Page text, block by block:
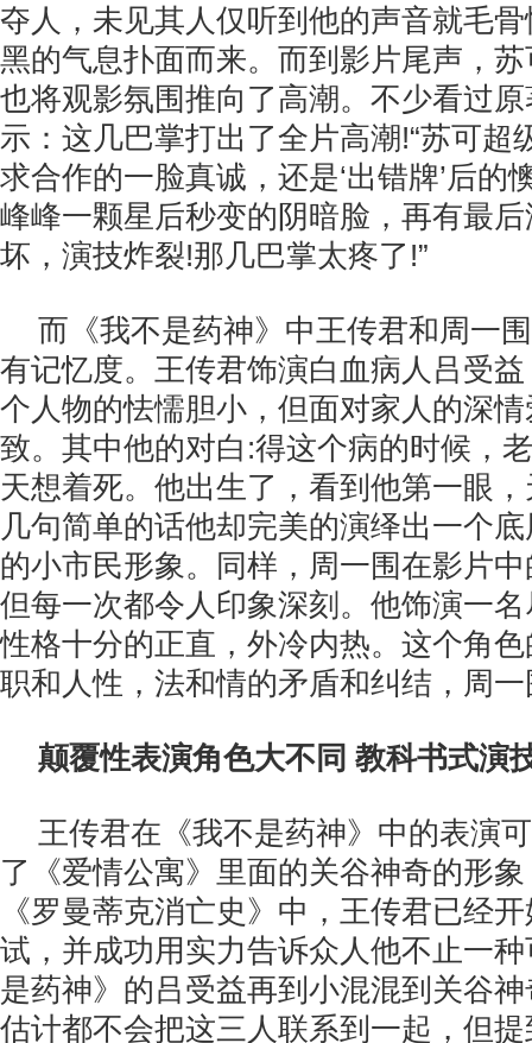
夺人，未见其人仅听到他的声音就毛
黑的气息扑面而来。而到影片尾声，苏
也将观影氛围推向了高潮。不少看过
示：这几巴掌打出了全片高潮!“苏可超
求合作的一脸真诚，还是‘出错牌’后的
峰峰一颗星后秒变的阴暗脸，再有最
坏，演技炸裂!那几巴掌太疼了!”
而《我不是药神》中王传君和周一
有记忆度。王传君饰演白血病人吕受
个人物的怯懦胆小，但面对家人的深
致。其中他的对白:得这个病的时候，
天想着死。他出生了，看到他第一眼
几句简单的话他却完美的演绎出一个
的小市民形象。同样，周一围在影片
但每一次都令人印象深刻。他饰演一
性格十分的正直，外冷内热。这个角
职和人性，法和情的矛盾和纠结，周
颠覆性表演角色大不同 教科书式演
王传君在《我不是药神》中的表演
了《爱情公寓》里面的关谷神奇的形
《罗曼蒂克消亡史》中，王传君已经
试，并成功用实力告诉众人他不止一
是药神》的吕受益再到小混混到关谷
估计都不会把这三人联系到一起，但